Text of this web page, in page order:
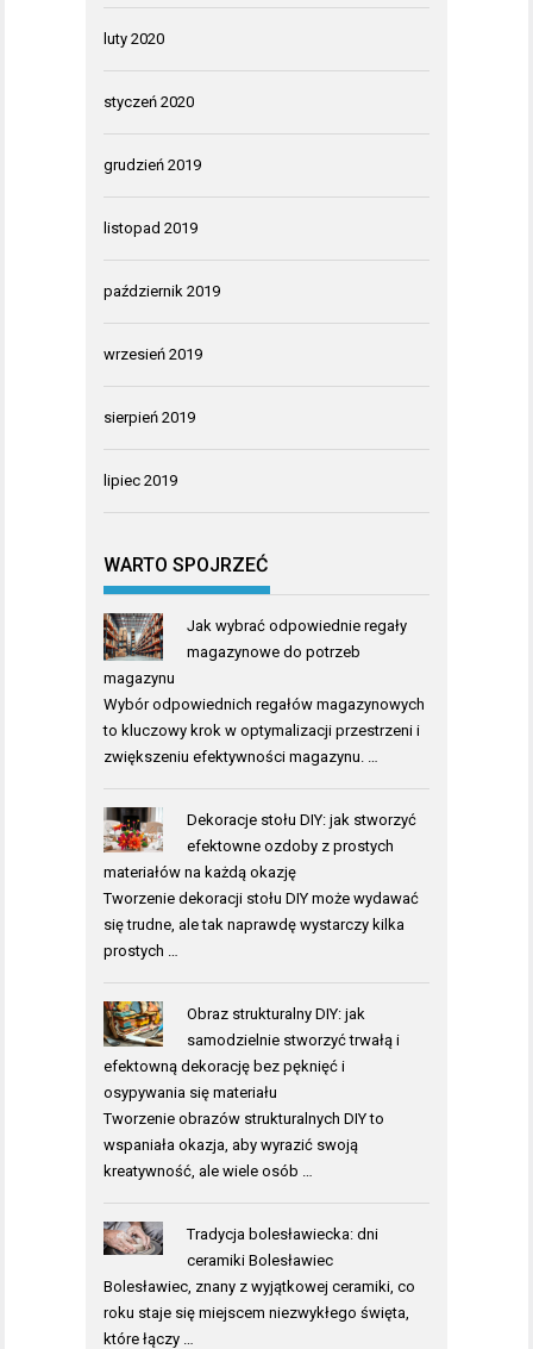
luty 2020
styczeń 2020
grudzień 2019
listopad 2019
październik 2019
wrzesień 2019
sierpień 2019
lipiec 2019
WARTO SPOJRZEĆ
Jak wybrać odpowiednie regały
magazynowe do potrzeb
magazynu
Wybór odpowiednich regałów magazynowych
to kluczowy krok w optymalizacji przestrzeni i
zwiększeniu efektywności magazynu. …
Dekoracje stołu DIY: jak stworzyć
efektowne ozdoby z prostych
materiałów na każdą okazję
Tworzenie dekoracji stołu DIY może wydawać
się trudne, ale tak naprawdę wystarczy kilka
prostych …
Obraz strukturalny DIY: jak
samodzielnie stworzyć trwałą i
efektowną dekorację bez pęknięć i
osypywania się materiału
Tworzenie obrazów strukturalnych DIY to
wspaniała okazja, aby wyrazić swoją
kreatywność, ale wiele osób …
Tradycja bolesławiecka: dni
ceramiki Bolesławiec
Bolesławiec, znany z wyjątkowej ceramiki, co
roku staje się miejscem niezwykłego święta,
które łączy …